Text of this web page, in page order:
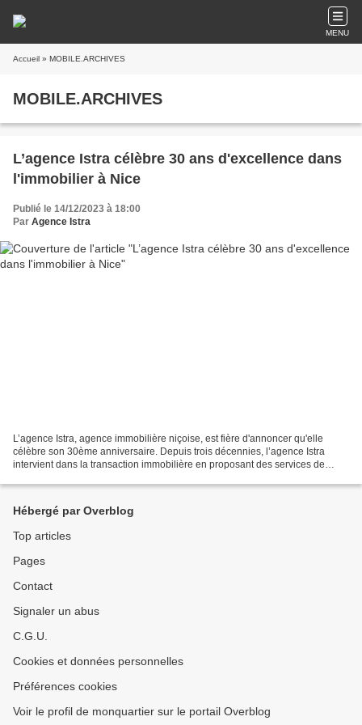
MENU
Accueil » MOBILE.ARCHIVES
MOBILE.ARCHIVES
L’agence Istra célèbre 30 ans d'excellence dans
l'immobilier à Nice
Publié le 14/12/2023 à 18:00
Par Agence Istra
L’agence Istra, agence immobilière niçoise, est fière d'annoncer qu'elle
célèbre son 30ème anniversaire. Depuis trois décennies, l’agence Istra
intervient dans la transaction immobilière en proposant des services de
Hébergé par Overblog
Top articles
Pages
Contact
Signaler un abus
C.G.U.
Cookies et données personnelles
Préférences cookies
Voir le profil de monquartier sur le portail Overblog